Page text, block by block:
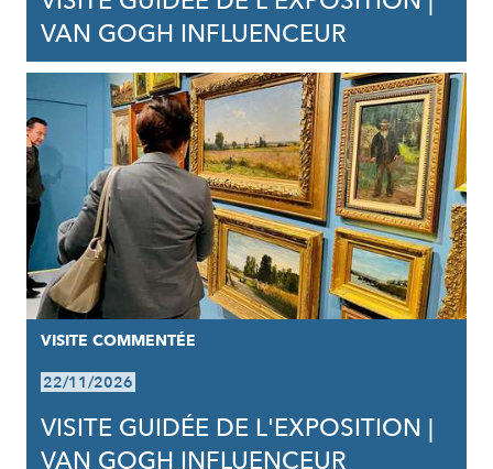
VAN GOGH INFLUENCEUR
VISITE COMMENTÉE
22/11/2026
VISITE GUIDÉE DE L'EXPOSITION |
VAN GOGH INFLUENCEUR